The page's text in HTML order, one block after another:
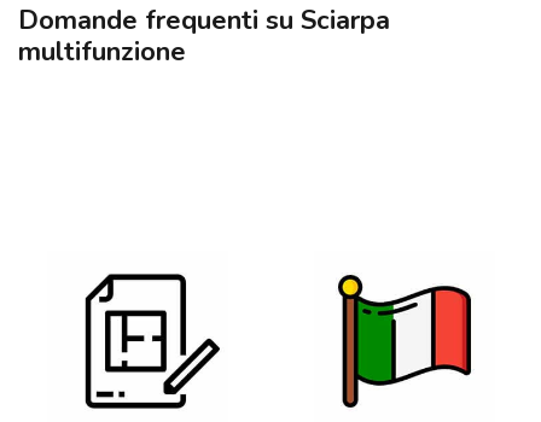
Domande frequenti su Sciarpa
multifunzione